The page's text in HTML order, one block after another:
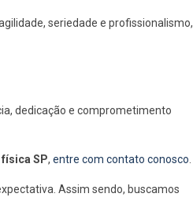
seriedade e profissionalismo,
dedicação e comprometimento
SP, entre com contato conosco
Assim sendo, buscamos